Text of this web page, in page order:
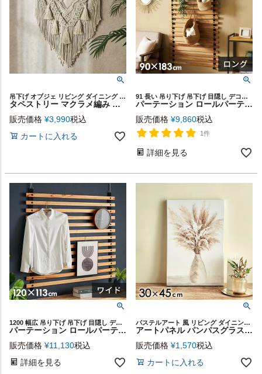
吊下げ オブジェ リビング ダイニング 寝室 玄関 ウォール デコレーション ディスプレイ パーティー ボヘミアン オールシーズン 装飾 模様替え ギフト プレゼント
タペストリー マクラメ編み マクラメロープ ウォールデコレーション 約 W 55cm D 58cm H 4cm インド コットン ウッド 木 手作業 ハンドメイド 壁掛け 壁飾り アート インテリア おしゃれ 北欧 雑貨 リゾート エスニック BOHO ナチュラル ビーチ 西海岸 [34598]
販売価格 ¥3,990税込
カートに入れる
91 長い 吊り下げ 吊下げ 目隠し デコレーション ロール シンプル モダン 壁面ディスプレイ ハンガーラック 背景 在宅勤務 ギフト プレゼント
パーテーション ロールパーテーション ロング 天然木 ウッド 木製 約 W 91cm D 1.1cm H 183cm コンパクト 間仕切り スタイリッシュ ナチュラル 天井 壁面 チェーン 固定 ディスプレイ 店舗 飲食店 カフェ 北欧 おしゃれ インテリア 西海岸風 韓国インテリア [91567]
販売価格 ¥9,860税込
1件
詳細を見る
1200 幅広 吊り下げ 吊下げ 目隠し デコレーション ロール シンプル モダン 壁面ディスプレイ ハンガーラック 背景 在宅勤務 ギフト プレゼント
パーテーション ロールパーテーション ワイド 天然木 ウッド 木製 コンパクト 間仕切り スタイリッシュ ナチュラル 天井 壁面 チェーン 固定 ディスプレイ 店舗 飲食店 カフェ 北欧 おしゃれ インテリア 西海岸風 韓国インテリア [91566]
販売価格 ¥11,130税込
詳細を見る
パステルアート 風 リビング ダイニング すすき ボヘミアン
アートパネル パンパスグラス ペールトーン パステル 約 W 30cm D 45cm H 2.7cm キャンバスアート アートポスター 壁飾り 壁掛け 絵画 ウォールデコレーション ドライフラワー おしゃれ モダン 北欧 韓国 インテリア 西海岸 サーフ コースタル [67115]
販売価格 ¥1,570税込
カートに入れる